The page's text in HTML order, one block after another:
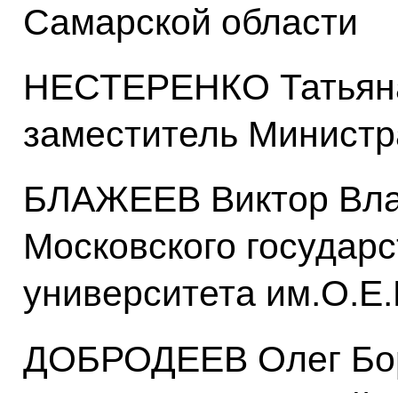
Самарской области
НЕСТЕРЕНКО
заместитель
БЛАЖЕЕВ Виктор
Московского
университета
ДОБРОДЕЕВ Олег